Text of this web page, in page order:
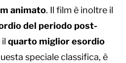
animato. Il film è inoltre il
del periodo post-
quarto miglior esordio
speciale classifica, è